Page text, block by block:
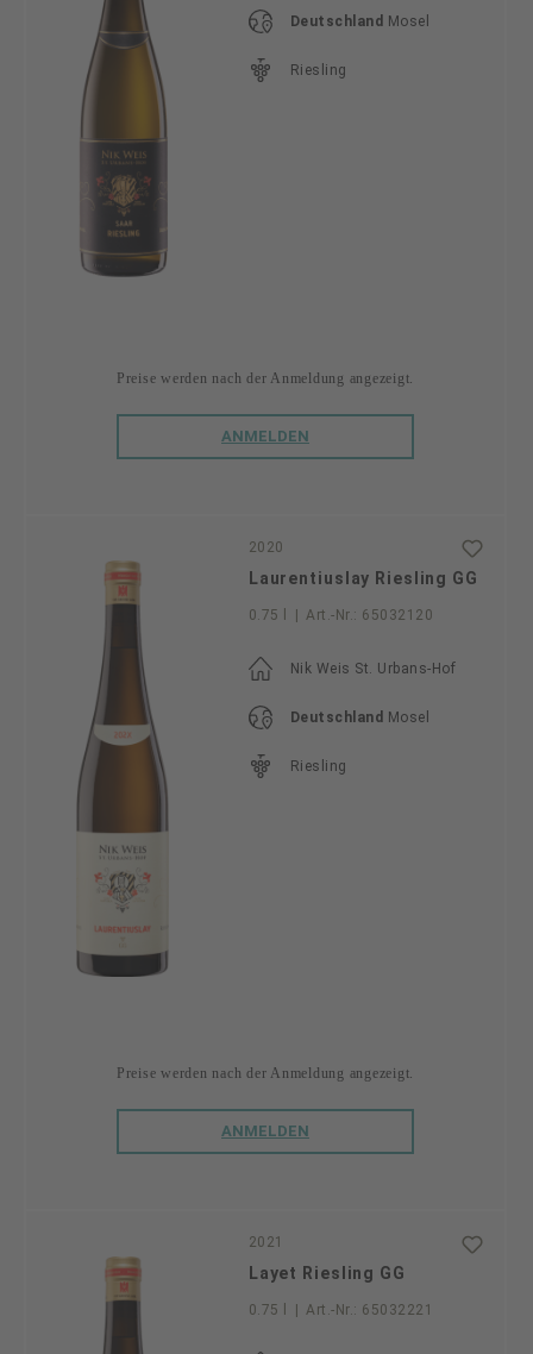
Deutschland Mosel
Riesling
Preise werden nach der Anmeldung angezeigt.
ANMELDEN
2020
Laurentiuslay Riesling GG
0.75 l Art.-Nr.: 65032120
Nik Weis St. Urbans-Hof
Deutschland Mosel
Riesling
Preise werden nach der Anmeldung angezeigt.
ANMELDEN
2021
Layet Riesling GG
0.75 l Art.-Nr.: 65032221